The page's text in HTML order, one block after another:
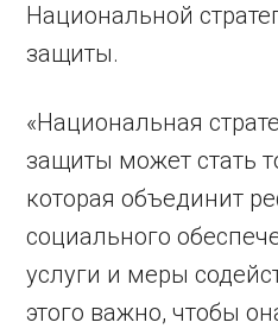
Национальной
защиты.
«Национальная
защиты может стать
которая объединит
социального
услуги и меры
этого важно, чтобы